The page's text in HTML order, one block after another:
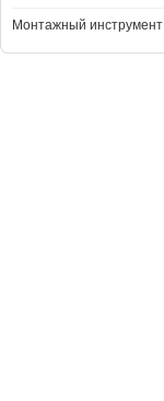
Монтажный инструмент